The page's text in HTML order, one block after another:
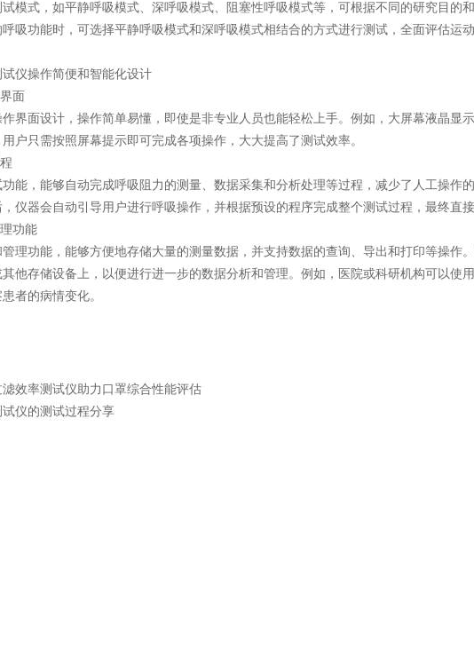
式，如平静呼吸模式、深呼吸模式、阻塞性呼吸模式等，可根据不同的研究目的
吸功能时，可选择平静呼吸模式和深呼吸模式相结合的方式进行测试，全面评估运
仪操作简便和智能化设计
面
面设计，操作简单易懂，即使是非专业人员也能轻松上手。例如，大屏幕液晶显示
户只需按照屏幕提示即可完成各项操作，大大提高了测试效率。
，能够自动完成呼吸阻力的测量、数据采集和分析处理等过程，减少了人工操作的
仪器会自动引导用户进行呼吸操作，并根据预设的程序完成整个测试过程，最终直
功能
功能，能够方便地存储大量的测量数据，并支持数据的查询、导出和打印等操作
他存储设备上，以便进行进一步的数据分析和管理。例如，医院或科研机构可以使
者的病情变化。
滤效率测试仪助力口罩综合性能评估
仪的测试过程分享